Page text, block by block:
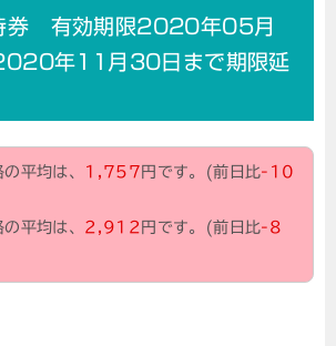
券 有効期限2020年05月
年11月30日まで期限延
平均は、 1,757 円です。(前日比-10
平均は、 2,912 円です。(前日比-8